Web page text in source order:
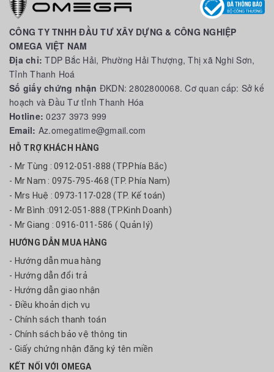
CÔNG TY TNHH ĐẦU TƯ XÂY DỰNG & CÔNG NGHIỆP
OMEGA VIỆT NAM
Địa chỉ:TDP Bắc Hải, Phường Hải Thượng, Thị xã Nghi Sơn,
Tỉnh Thanh Hoá
Số giấy chứng nhận ĐKDN: 2802800068. Cơ quan cấp: Sở kế
hoạch và Đầu Tư tỉnh Thanh Hóa
Hotline:0237 3973 999
Email: Az.omegatime@gmail.com
HỖ TRỢ KHÁCH HÀNG
- Mr Tùng : 0912-051-888 (TP.Phía Bắc)
- Mr Nam : 0975-795-468 (TP. Phía Nam)
- Mrs Huệ : 0973-117-028 (TP. Kế toán)
- Mr Bình :0912-051-888 (TP.Kinh Doanh)
- Mr Giang : 0916-011-586 ( Quản lý)
HƯỚNG DẪN MUA HÀNG
- Hướng dẫn mua hàng
- Hướng dẫn đổi trả
- Hướng dẫn giao nhận
- Điều khoản dịch vụ
- Chính sách thanh toán
- Chính sách bảo vệ thông tin
- Giấy chứng nhận đăng ký tên miền
KẾT NỐI VỚI OMEGA